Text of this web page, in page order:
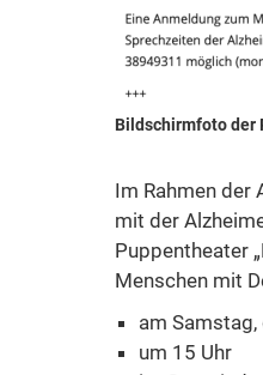
Bildschirmfoto der
Im Rahmen
mit der
Puppentheater
Menschen mit
am
um 15 Uhr